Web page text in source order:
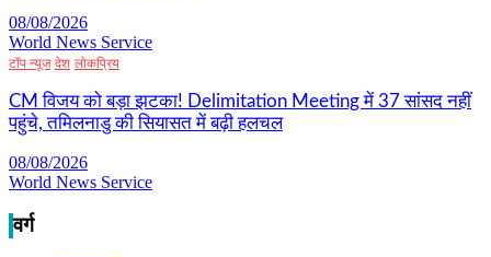
08/08/2026
World News Service
टॉप न्यूज देश लोकप्रिय
CM विजय को बड़ा झटका! Delimitation Meeting में 37 सांसद नहीं
पहुंचे, तमिलनाडु की सियासत में बढ़ी हलचल
08/08/2026
World News Service
वर्ग